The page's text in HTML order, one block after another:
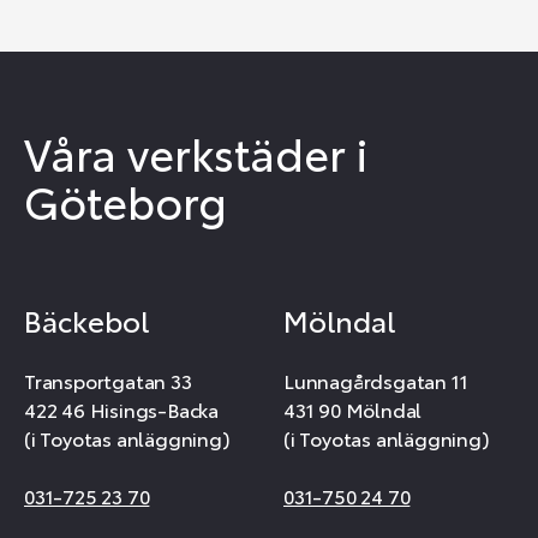
Våra verkstäder i
Göteborg
Bäckebol
Transportgatan 33
422 46 Hisings-Backa
(i Toyotas anläggning)
031-725 23 70
Mölndal
Lunnagårdsgatan 11
431 90 Mölndal
(i Toyotas anläggning)
031-750 24 70